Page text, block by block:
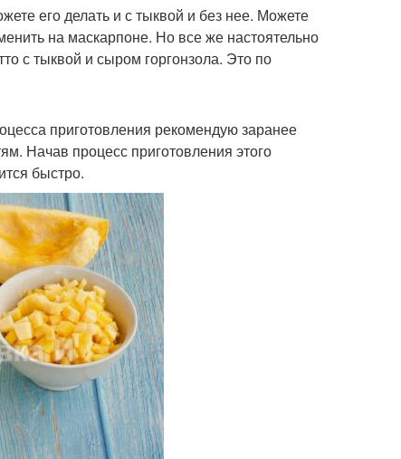
его делать и с тыквой и без нее. Можете
на маскарпоне. Но все же настоятельно
с тыквой и сыром горгонзола. Это по
приготовления рекомендую заранее
Начав процесс приготовления этого
быстро.